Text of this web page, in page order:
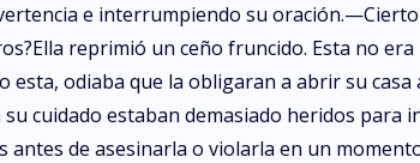
e interrumpiendo su
reprimió un ceño fruncido. Esta no
esta, odiaba que la obligaran a abrir su
su cuidado estaban demasiado heridos
antes de asesinarla o violarla en un